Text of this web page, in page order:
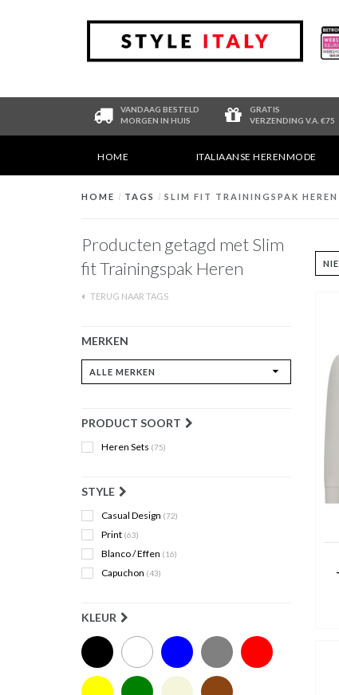
VANDAAG BESTELD
MORGEN IN HUIS
GRATIS
VERZENDING V.A. €75
HOME ITALIAANSE HERENMODE
HOME / TAGS / SLIM FIT TRAININGSPAK HEREN
Producten getagd met Slim
fit Trainingspak Heren
TERUG NAAR TAGS
MERKEN
PRODUCT SOORT
Heren Sets (75)
STYLE
Casual Design (72)
Print (63)
Blanco / Effen (16)
Capuchon (43)
KLEUR